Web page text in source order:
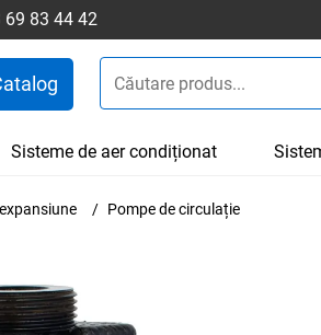
69 83 44 42
Sisteme de aer condiționat
Pompe de circulație